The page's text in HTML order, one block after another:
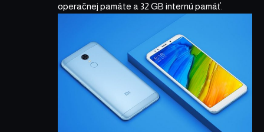
operačnej pamäte a 32 GB internú pamäť.